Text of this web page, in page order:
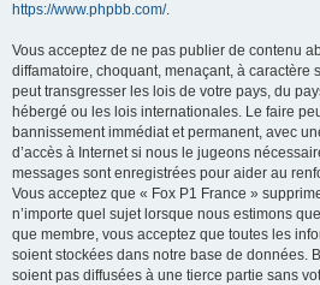
https://www.phpbb.com/.
Vous acceptez de ne pas publier de contenu
diffamatoire, choquant, menaçant, à caractère
peut transgresser les lois de votre pays, du
hébergé ou les lois internationales. Le faire
bannissement immédiat et permanent, avec
d’accès à Internet si nous le jugeons
messages sont enregistrées pour aider au
Vous acceptez que « Fox P1 France »
n’importe quel sujet lorsque nous estimons
que membre, vous acceptez que toutes les
soient stockées dans notre base de données.
soient pas diffusées à une tierce partie sans